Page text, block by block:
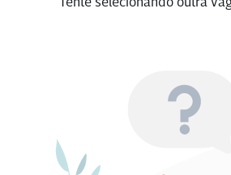
Tente selecionando outra